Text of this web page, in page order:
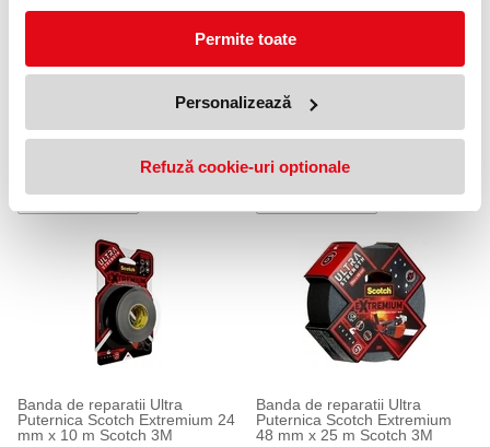
Permite toate
Personalizează
Refuză cookie-uri optionale
Banda de reparatii fara reziduuri
Scotch Extremium 48 mm x 18
Banda de reparatii invizibila
Scotch Extremium 48 mm x 20
m Scotch 3M
Banda de reparatii Ultra
Puternica Scotch Extremium 24
mm x 10 m Scotch 3M
Banda de reparatii Ultra
Puternica Scotch Extremium
48 mm x 25 m Scotch 3M